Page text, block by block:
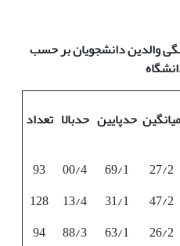
فرهنگی والدین دانشجویان بر حسب
میانگین حدپایین حدبالا تعداد
27/2
69/1
00/4
93
47/2
31/1
13/4
128
26/2
63/1
88/3
94